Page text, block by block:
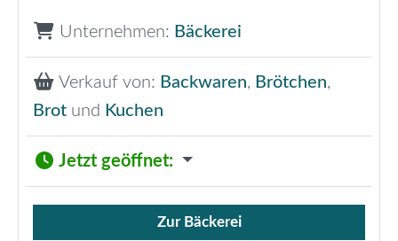
Unternehmen: Bäckerei
Verkauf von: Backwaren, Brötchen,
Brot und Kuchen
Jetzt geöffnet:
Verkauf von Brötchen,
Zur Bäckerei